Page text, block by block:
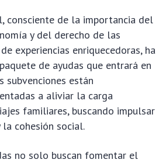
consciente de la importancia del
y del derecho de las
experiencias enriquecedoras, ha
de ayudas que entrará en
subvenciones están
a aliviar la carga
familiares, buscando impulsar
cohesión social.
no solo buscan fomentar el